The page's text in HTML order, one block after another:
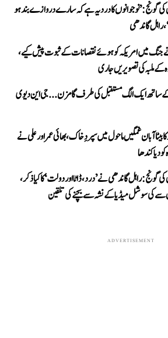
گونج: ’نوجوانوں کا درد یہ ہے کہ سارے دروازے بند ہو
راہل گاندھی
جنگ میں امریکہ کو ہوئے نقصانات کے ثبوت پیش کیے،
کے ملبہ کی تصویریں جاری
ساتھ ایک الگ مستقبل کی طرف گامزن... جی این دیوی
بیٹا آبان غمگین ماحول میں سپردِ خاک، بھائی عمر اور علی نے
دیا کندھا
گونج: راہل گاندھی نے ’درد، ڈاٹا اور دولت‘ کا کیا ذکر،
سے کی سوشل میڈیا کے نشہ سے بچنے کی تلقین
ADVERTISEMENT